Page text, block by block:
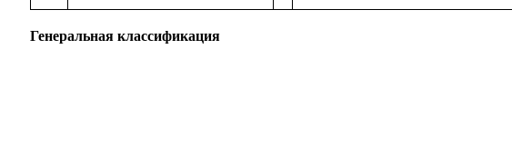
Генеральная классификация